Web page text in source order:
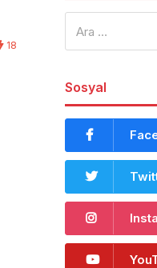
18
Sosyal